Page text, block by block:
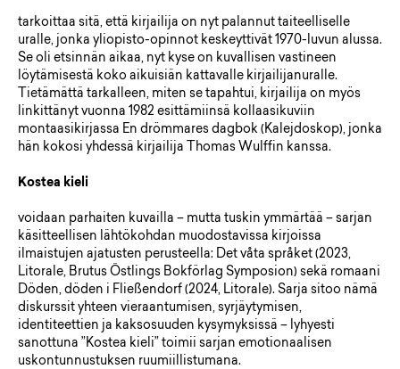
tarkoittaa sitä, että kirjailija on nyt palannut taiteelliselle
uralle, jonka yliopisto-opinnot keskeyttivät 1970-luvun alussa.
Se oli etsinnän aikaa, nyt kyse on kuvallisen vastineen
löytämisestä koko aikuisiän kattavalle kirjailijanuralle.
Tietämättä tarkalleen, miten se tapahtui, kirjailija on myös
linkittänyt vuonna 1982 esittämiinsä kollaasikuviin
montaasikirjassa En drömmares dagbok (Kalejdoskop), jonka
hän kokosi yhdessä kirjailija Thomas Wulffin kanssa.
Kostea kieli
voidaan parhaiten kuvailla – mutta tuskin ymmärtää – sarjan
käsitteellisen lähtökohdan muodostavissa kirjoissa
ilmaistujen ajatusten perusteella: Det våta språket (2023,
Litorale, Brutus Östlings Bokförlag Symposion) sekä romaani
Döden, döden i Fließendorf (2024, Litorale). Sarja sitoo nämä
diskurssit yhteen vieraantumisen, syrjäytymisen,
identiteettien ja kaksosuuden kysymyksissä – lyhyesti
sanottuna ”Kostea kieli” toimii sarjan emotionaalisen
uskontunnustuksen ruumiillistumana.